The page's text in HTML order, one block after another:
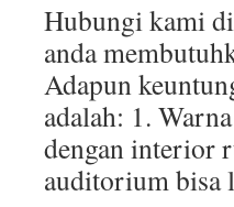
Hubungi kami
anda
Adapun
adalah: 1.
dengan interior
auditorium bisa